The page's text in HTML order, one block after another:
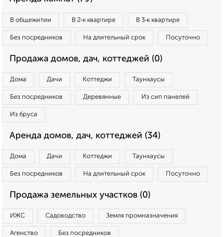
В общежитии В 2‑к квартире В 3‑к квартире
Без посредников На длительный срок Посуточно
Продажа домов, дач, коттеджей (0)
Дома Дачи Коттеджи Таунхаусы
Без посредников Деревянные Из сип панелей
Из бруса
Аренда домов, дач, коттеджей (34)
Дома Дачи Коттеджи Таунхаусы
Без посредников На длительный срок Посуточно
Продажа земельных участков (0)
ИЖС Садоводство Земля промназначения
Агенство Без посредников